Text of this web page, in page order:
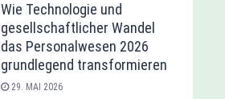
Wie Technologie und
gesellschaftlicher Wandel
das Personalwesen 2026
grundlegend transformieren
29. MAI 2026